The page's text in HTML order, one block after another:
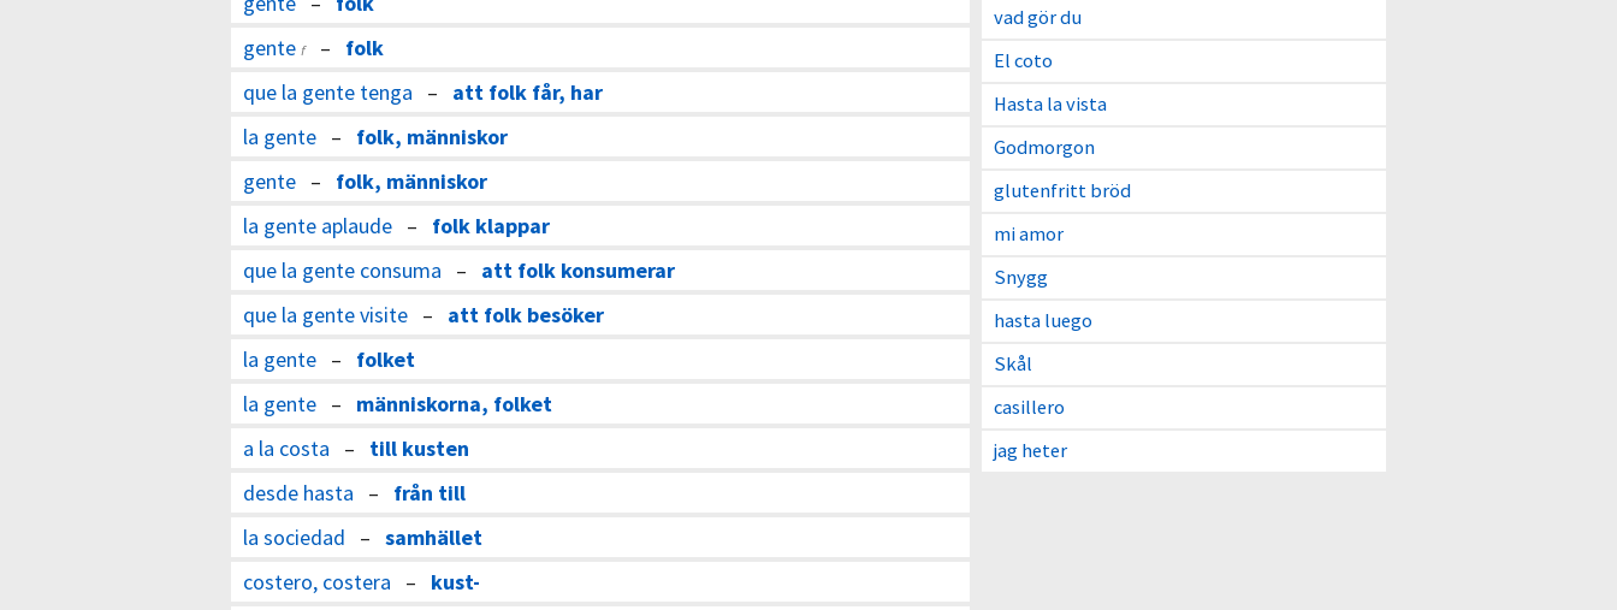
vad gör du
El coto
Hasta la vista
Godmorgon
glutenfritt bröd
mi amor
Snygg
hasta luego
Skål
casillero
jag heter
gente f– folk
que la gente tenga – att folk får, har
la gente – folk, människor
gente – folk, människor
la gente aplaude – folk klappar
que la gente consuma – att folk konsumerar
que la gente visite – att folk besöker
la gente – folket
la gente – människorna, folket
a la costa – till kusten
desde hasta – från till
la sociedad – samhället
costero, costera – kust-